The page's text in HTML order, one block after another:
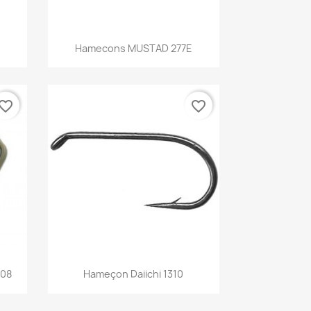
Aperçu rapide
Hamecons MUSTAD 277E
Aperçu rapide
Hameçon Daiichi 1310
favorite_border